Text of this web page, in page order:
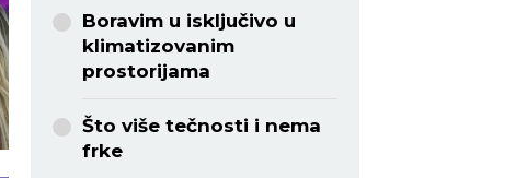
Boravim u isključivo u
klimatizovanim
prostorijama
Što više tečnosti i nema
frke